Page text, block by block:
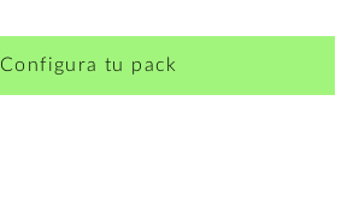
Configura tu pack